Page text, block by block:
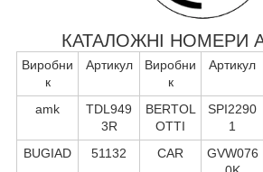
КАТАЛОЖНІ НОМЕРИ
Виробни
к
Артикул
Виробни
к
Артикул
amk
TDL949
3R
BERTOL
OTTI
SPI2290
1
BUGIAD
51132 CAR
GVW076